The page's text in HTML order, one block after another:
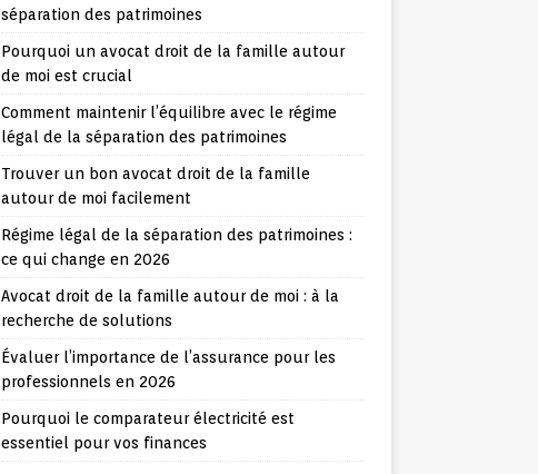
séparation des patrimoines
Pourquoi un avocat droit de la famille autour
de moi est crucial
Comment maintenir l’équilibre avec le régime
légal de la séparation des patrimoines
Trouver un bon avocat droit de la famille
autour de moi facilement
Régime légal de la séparation des patrimoines :
ce qui change en 2026
Avocat droit de la famille autour de moi : à la
recherche de solutions
Évaluer l’importance de l’assurance pour les
professionnels en 2026
Pourquoi le comparateur électricité est
essentiel pour vos finances